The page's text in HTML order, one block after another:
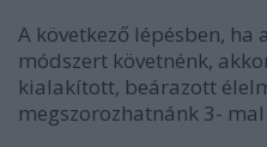
A következő lépésben,
módszert követnénk,
kialakított, beárazott
megszorozhatnánk 3-